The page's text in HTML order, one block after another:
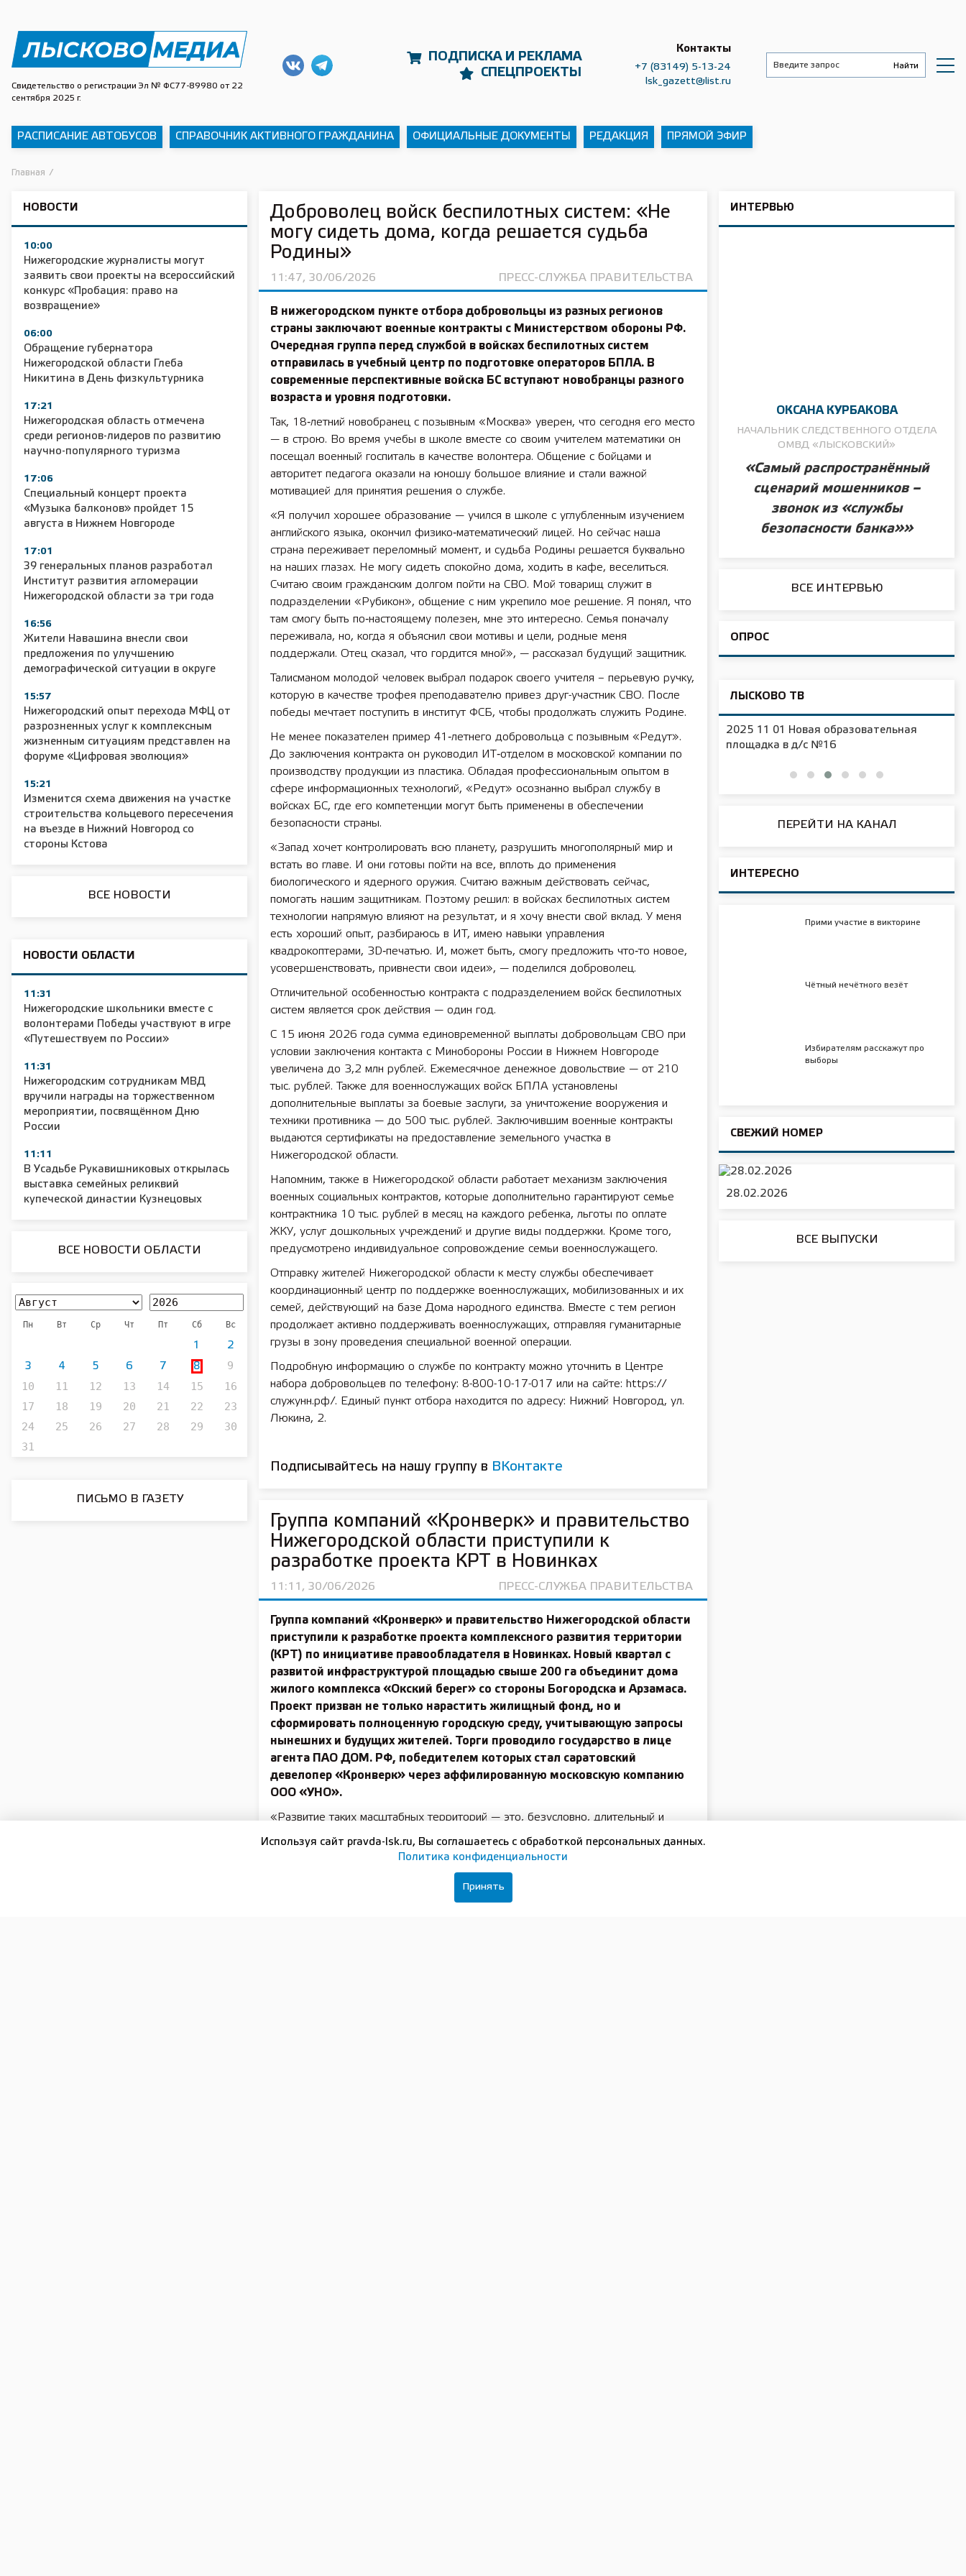
Свидетельство о регистрации Эл № ФС77-89980 от 22
сентября 2025 г.
ПОДПИСКА И РЕКЛАМА
СПЕЦПРОЕКТЫ
Контакты
+7 (83149) 5-13-24
lsk_gazett@list.ru
РАСПИСАНИЕ АВТОБУСОВ СПРАВОЧНИК АКТИВНОГО ГРАЖДАНИНА ОФИЦИАЛЬНЫЕ ДОКУМЕНТЫ РЕДАКЦИЯ ПРЯМОЙ ЭФИР
Главная /
НОВОСТИ
10:00
Нижегородские журналисты могут
заявить свои проекты на всероссийский
конкурс «Пробация: право на
возвращение»
06:00
Обращение губернатора
Нижегородской области Глеба
Никитина в День физкультурника
17:21
Нижегородская область отмечена
среди регионов-лидеров по развитию
научно-популярного туризма
17:06
Специальный концерт проекта
«Музыка балконов» пройдет 15
августа в Нижнем Новгороде
17:01
39 генеральных планов разработал
Институт развития агломерации
Нижегородской области за три года
16:56
Жители Навашина внесли свои
предложения по улучшению
демографической ситуации в округе
15:57
Нижегородский опыт перехода МФЦ от
разрозненных услуг к комплексным
жизненным ситуациям представлен на
форуме «Цифровая эволюция»
15:21
Изменится схема движения на участке
строительства кольцевого пересечения
на въезде в Нижний Новгород со
стороны Кстова
ВСЕ НОВОСТИ
НОВОСТИ ОБЛАСТИ
11:31
Нижегородские школьники вместе с
волонтерами Победы участвуют в игре
«Путешествуем по России»
11:31
Нижегородским сотрудникам МВД
вручили награды на торжественном
мероприятии, посвящённом Дню
России
11:11
В Усадьбе Рукавишниковых открылась
выставка семейных реликвий
купеческой династии Кузнецовых
ВСЕ НОВОСТИ ОБЛАСТИ
Пн Вт Ср Чт Пт Сб Вс
1 2
3 4 5 6 7 8
9
10
11 12 13 14 15
16
17
18 19 20 21 22
23
24
25 26 27 28 29
30
31
ПИСЬМО В ГАЗЕТУ
Доброволец войск беспилотных систем: «Не
могу сидеть дома, когда решается судьба
Родины»
11:47, 30/06/2026 ПРЕСС-СЛУЖБА ПРАВИТЕЛЬСТВА
В нижегородском пункте отбора добровольцы из разных регионов
страны заключают военные контракты с Министерством обороны РФ.
Очередная группа перед службой в войсках беспилотных систем
отправилась в учебный центр по подготовке операторов БПЛА. В
современные перспективные войска БС вступают новобранцы разного
возраста и уровня подготовки.
Так, 18‑летний новобранец с позывным «Москва» уверен, что сегодня его место
— в строю. Во время учебы в школе вместе со своим учителем математики он
посещал военный госпиталь в качестве волонтера. Общение с бойцами и
авторитет педагога оказали на юношу большое влияние и стали важной
мотивацией для принятия решения о службе.
«Я получил хорошее образование — учился в школе с углубленным изучением
английского языка, окончил физико‑математический лицей. Но сейчас наша
страна переживает переломный момент, и судьба Родины решается буквально
на наших глазах. Не могу сидеть спокойно дома, ходить в кафе, веселиться.
Считаю своим гражданским долгом пойти на СВО. Мой товарищ служит в
подразделении «Рубикон», общение с ним укрепило мое решение. Я понял, что
там смогу быть по‑настоящему полезен, мне это интересно. Семья поначалу
переживала, но, когда я объяснил свои мотивы и цели, родные меня
поддержали. Отец сказал, что гордится мной», — рассказал будущий защитник.
Талисманом молодой человек выбрал подарок своего учителя – перьевую ручку,
которую в качестве трофея преподавателю привез друг-участник СВО. После
победы мечтает поступить в институт ФСБ, чтобы продолжать служить Родине.
Не менее показателен пример 41‑летнего добровольца с позывным «Редут».
До заключения контракта он руководил ИТ‑отделом в московской компании по
производству продукции из пластика. Обладая профессиональным опытом в
сфере информационных технологий, «Редут» осознанно выбрал службу в
войсках БС, где его компетенции могут быть применены в обеспечении
безопасности страны.
«Запад хочет контролировать всю планету, разрушить многополярный мир и
встать во главе. И они готовы пойти на все, вплоть до применения
биологического и ядерного оружия. Считаю важным действовать сейчас,
помогать нашим защитникам. Поэтому решил: в войсках беспилотных систем
технологии напрямую влияют на результат, и я хочу внести свой вклад. У меня
есть хороший опыт, разбираюсь в ИТ, имею навыки управления
квадрокоптерами, 3D‑печатью. И, может быть, смогу предложить что‑то новое,
усовершенствовать, привнести свои идеи», — поделился доброволец.
Отличительной особенностью контракта с подразделением войск беспилотных
систем является срок действия — один год.
С 15 июня 2026 года сумма единовременной выплаты добровольцам СВО при
условии заключения контакта с Минобороны России в Нижнем Новгороде
увеличена до 3,2 млн рублей. Ежемесячное денежное довольствие — от 210
тыс. рублей. Также для военнослужащих войск БПЛА установлены
дополнительные выплаты за боевые заслуги, за уничтожение вооружения и
техники противника — до 500 тыс. рублей. Заключившим военные контракты
выдаются сертификаты на предоставление земельного участка в
Нижегородской области.
Напомним, также в Нижегородской области работает механизм заключения
военных социальных контрактов, которые дополнительно гарантируют семье
контрактника 10 тыс. рублей в месяц на каждого ребенка, льготы по оплате
ЖКУ, услуг дошкольных учреждений и другие виды поддержки. Кроме того,
предусмотрено индивидуальное сопровождение семьи военнослужащего.
Отправку жителей Нижегородской области к месту службы обеспечивает
координационный центр по поддержке военнослужащих, мобилизованных и их
семей, действующий на базе Дома народного единства. Вместе с тем регион
продолжает активно поддерживать военнослужащих, отправляя гуманитарные
грузы в зону проведения специальной военной операции.
Подробную информацию о службе по контракту можно уточнить в Центре
набора добровольцев по телефону: 8-800-10-17-017 или на сайте: https://
служунн.рф/. Единый пункт отбора находится по адресу: Нижний Новгород, ул.
Люкина, 2.
Подписывайтесь на нашу группу в ВКонтакте
Группа компаний «Кронверк» и правительство
Нижегородской области приступили к
разработке проекта КРТ в Новинках
11:11, 30/06/2026 ПРЕСС-СЛУЖБА ПРАВИТЕЛЬСТВА
Группа компаний «Кронверк» и правительство Нижегородской области
приступили к разработке проекта комплексного развития территории
(КРТ) по инициативе правообладателя в Новинках. Новый квартал с
развитой инфраструктурой площадью свыше 200 га объединит дома
жилого комплекса «Окский берег» со стороны Богородска и Арзамаса.
Проект призван не только нарастить жилищный фонд, но и
сформировать полноценную городскую среду, учитывающую запросы
нынешних и будущих жителей. Торги проводило государство в лице
агента ПАО ДОМ. РФ, победителем которых стал саратовский
девелопер «Кронверк» через аффилированную московскую компанию
ООО «УНО».
«Развитие таких масштабных территорий — это, безусловно, длительный и
многоэтапный процесс с привлечением широчайшего круга контрагентов, от
муниципального до федерального уровня, и местных жителей. Мы сознательно
связанных с дефицитом инфраструктуры, который исторически сложился на
данной территории. Именно это ранее стало одной из предпосылок
ИНТЕРВЬЮ
ОКСАНА КУРБАКОВА
НАЧАЛЬНИК СЛЕДСТВЕННОГО ОТДЕЛА
ОМВД «ЛЫСКОВСКИЙ»
«Самый распространённый
сценарий мошенников –
звонок из «службы
безопасности банка»»
ВСЕ ИНТЕРВЬЮ
ОПРОС
ЛЫСКОВО ТВ
11 01 Сельское хозяйство 2025
2025 11 01 Земли
сельскохозяйственного назначения
2025 11 01 Новая образовательная
площадка в д/с №16
ПЕРЕЙТИ НА КАНАЛ
ИНТЕРЕСНО
Прими участие в викторине
Чётный нечётного везёт
Избирателям расскажут про
выборы
СВЕЖИЙ НОМЕР
28.02.2026
ВСЕ ВЫПУСКИ
Используя сайт pravda-lsk.ru, Вы соглашаетесь с обработкой персональных данных.
Политика конфиденциальности
Принять